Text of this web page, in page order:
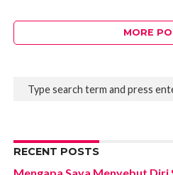
MORE
RECENT POSTS